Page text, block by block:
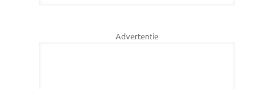
Advertentie